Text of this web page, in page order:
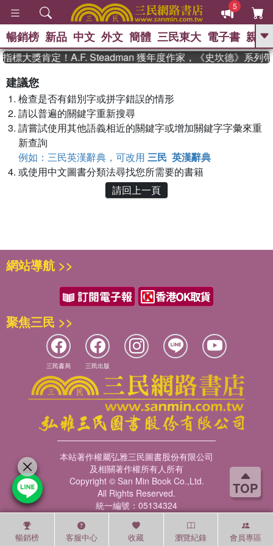
TOP
5
GO
史是一群喵 、
獎 臺灣漫遊錄
登輝時代 、 數學女孩：黎曼猜想 、
暢銷榜 新品 中文 外文 簡體 三民東大 電子書 親子
標大獎肯定！A.F. Steadman 獲年度作家，《史坎德》系列
建議您
檢查是否有錯別字或拼字錯誤的情形
請以普遍的關鍵字重新搜尋
請嘗試使用其他語義相近的關鍵字或增加關鍵字字彙來重
新查詢
例如：三民英漢辭典，可改用 三民 英漢辭典
或使用中文圖書分類法尋找您所需要的書籍
請回上一頁
暢銷榜 客服中心 收藏 瀏覽紀錄 會員專區
網站導航 >>
聚焦三民 >>
三民書局 三民出版
本站著作權屬弘雅三民圖書股份有限公司
及相關著作權所有人所有
Copyright © San Min Book Co.,Ltd.
All Rights Reserved.
統一編號：05134324